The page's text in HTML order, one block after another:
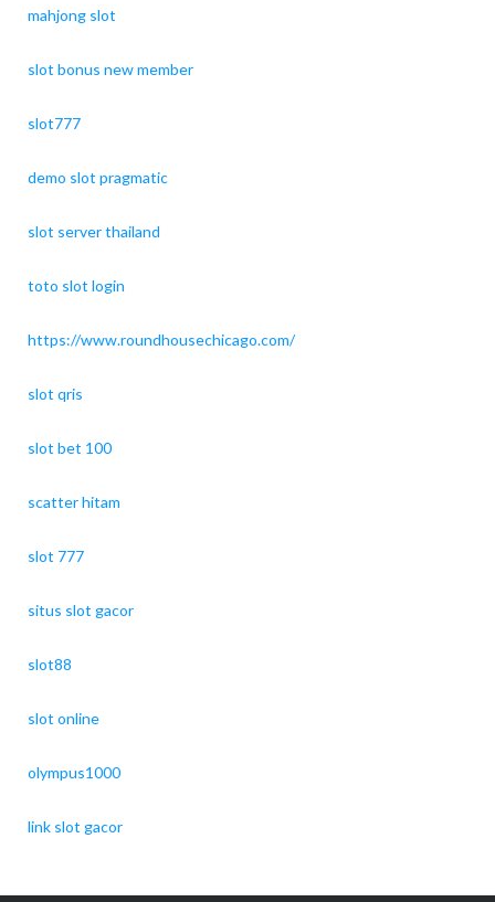
mahjong slot
slot bonus new member
slot777
demo slot pragmatic
slot server thailand
toto slot login
https://www.roundhousechicago.com/
slot qris
slot bet 100
scatter hitam
slot 777
situs slot gacor
slot88
slot online
olympus1000
link slot gacor